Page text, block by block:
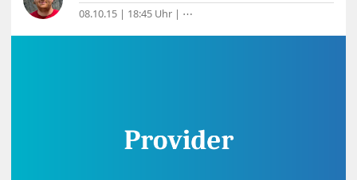
08.10.15 | 18:45 Uhr | ⋯